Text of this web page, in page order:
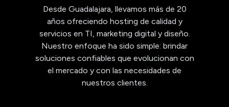
Desde Guadalajara, llevamos más de 20
años ofreciendo hosting de calidad y
servicios en TI, marketing digital y diseño.
Nuestro enfoque ha sido simple: brindar
soluciones confiables que evolucionan con
el mercado y con las necesidades de
nuestros clientes.